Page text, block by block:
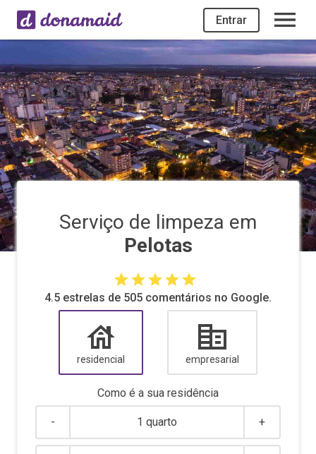
Entrar
Serviço de limpeza em
Pelotas
4.5 estrelas de 505 comentários no Google.
residencial empresarial
Como é a sua residência
- 1 quarto +